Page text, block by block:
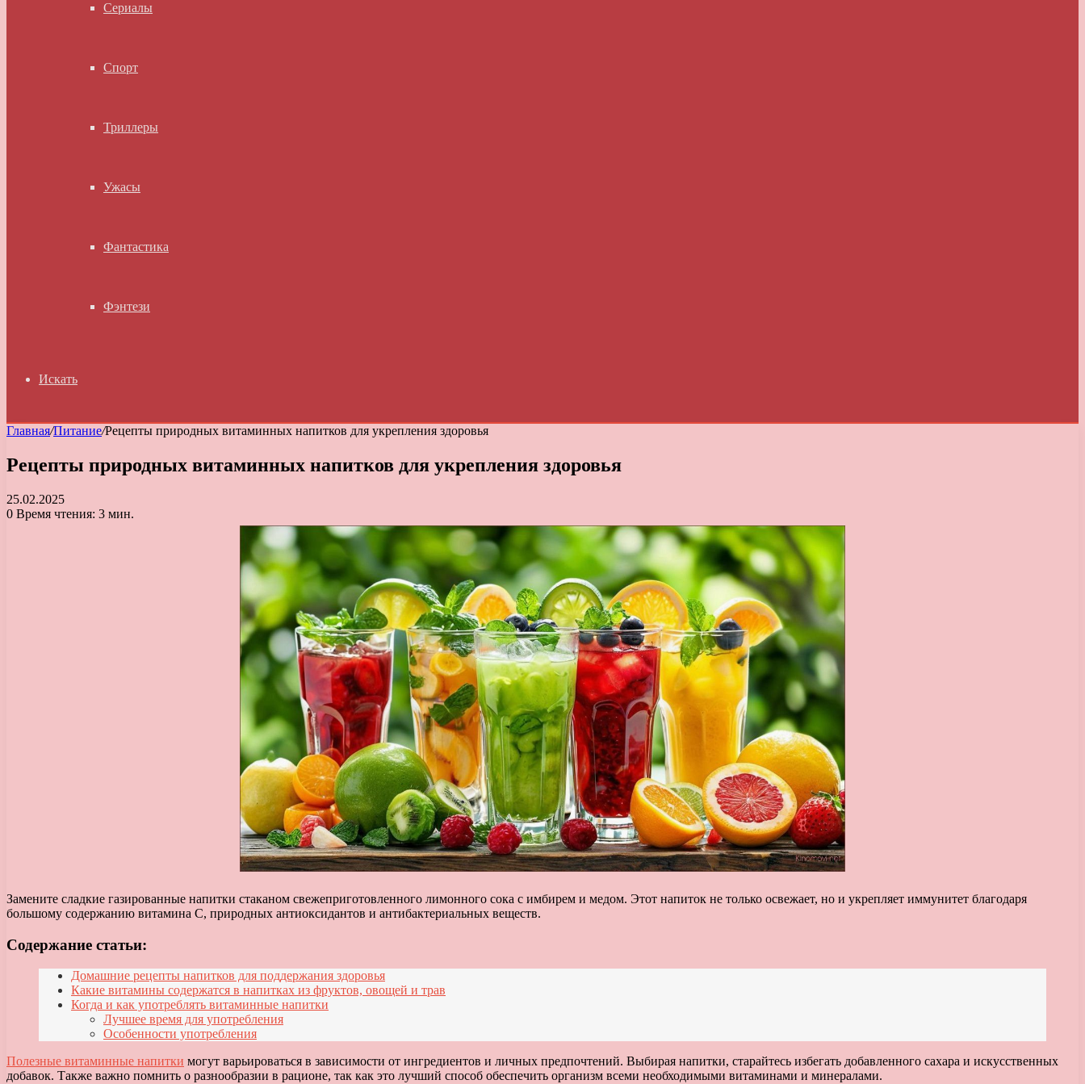
Сериалы
Спорт
Триллеры
Ужасы
Фантастика
Фэнтези
Искать
Главная/Питание/Рецепты природных витаминных напитков для укрепления здоровья
Рецепты природных витаминных напитков для укрепления здоровья
25.02.2025
0 Время чтения: 3 мин.
Замените сладкие газированные напитки стаканом свежеприготовленного лимонного сока с имбирем и медом. Этот напиток не только освежает, но и укрепляет иммунитет благодаря
большому содержанию витамина C, природных антиоксидантов и антибактериальных веществ.
Содержание статьи:
Домашние рецепты напитков для поддержания здоровья
Какие витамины содержатся в напитках из фруктов, овощей и трав
Когда и как употреблять витаминные напитки
Лучшее время для употребления
Особенности употребления
Полезные витаминные напитки могут варьироваться в зависимости от ингредиентов и личных предпочтений. Выбирая напитки, старайтесь избегать добавленного сахара и искусственных
добавок. Также важно помнить о разнообразии в рационе, так как это лучший способ обеспечить организм всеми необходимыми витаминами и минералами.